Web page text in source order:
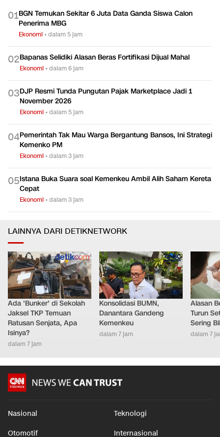
01BGN Temukan Sekitar 6 Juta Data Ganda Siswa Calon
Penerima MBG
Ekonomi •dalam 5 jam
02Bapanas Selidiki Alasan Beras Fortifikasi Dijual Mahal
Ekonomi •dalam 6 jam
03DJP Resmi Tunda Pungutan Pajak Marketplace Jadi 1
November 2026
Ekonomi •dalam 5 jam
04Pemerintah Tak Mau Warga Bergantung Bansos, Ini Strategi
Kemenko PM
Ekonomi •dalam 3 jam
05Istana Buka Suara soal Kemenkeu Ambil Alih Saham Kereta
Cepat
Ekonomi •dalam 3 jam
LAINNYA DARI DETIKNETWORK
Ada 'Bunker' di Sekolah
Jaksel TKP Temuan
Ratusan Senjata, Apa
Isinya?
dalam 7 jam
Konsolidasi BUMN,
Danantara Gandeng
Kemenkeu
dalam 7 jam
Alasan
Turun
Sering
dalam 7
Nasional Teknologi
Otomotif Internasional